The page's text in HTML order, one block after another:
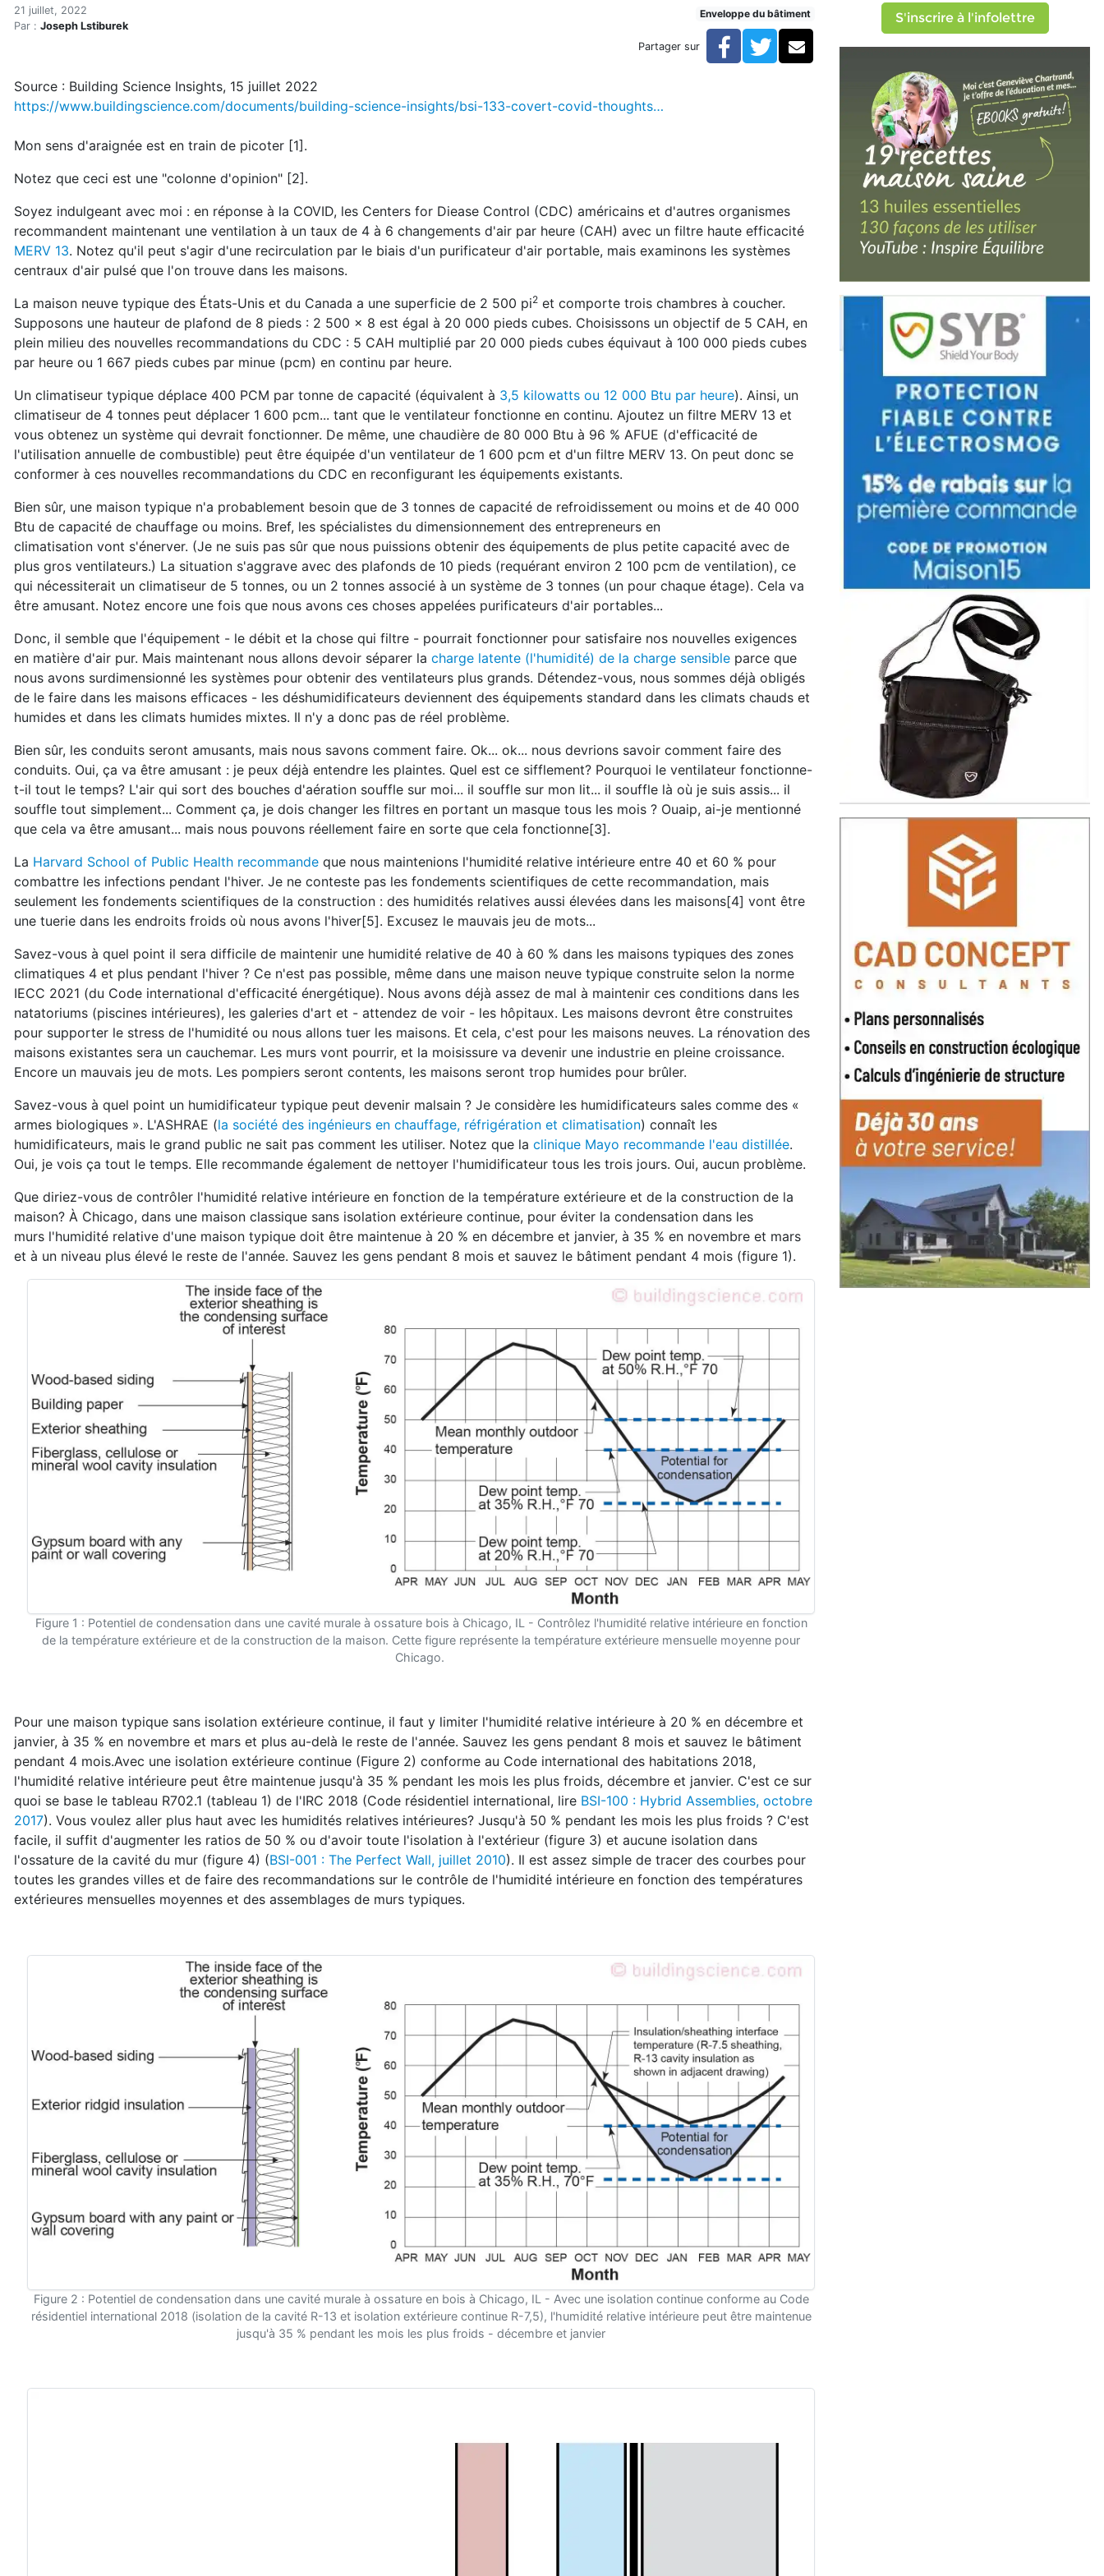
Accueil
Articles
Pensées covidiennes secrètes
21 juillet, 2022
Par : Joseph Lstiburek
Enveloppe du bâtiment
Partager sur Facebook
TwitterCourriel
Source : Building Science Insights, 15 juillet 2022
https://www.buildingscience.com/documents/building-science-insights/bsi-133-covert-covid-thoughts…
Mon sens d'araignée est en train de picoter [1].
Notez que ceci est une "colonne d'opinion" [2].
Soyez indulgeant avec moi : en réponse à la COVID, les Centers for Diease Control (CDC) américains et d'autres organismes
recommandent maintenant une ventilation à un taux de 4 à 6 changements d'air par heure (CAH) avec un filtre haute efficacité
MERV 13. Notez qu'il peut s'agir d'une recirculation par le biais d'un purificateur d'air portable, mais examinons les systèmes
centraux d'air pulsé que l'on trouve dans les maisons.
La maison neuve typique des États-Unis et du Canada a une superficie de 2 500 pi2 et comporte trois chambres à coucher.
Supposons une hauteur de plafond de 8 pieds : 2 500 x 8 est égal à 20 000 pieds cubes. Choisissons un objectif de 5 CAH, en
plein milieu des nouvelles recommandations du CDC : 5 CAH multiplié par 20 000 pieds cubes équivaut à 100 000 pieds cubes
par heure ou 1 667 pieds cubes par minue (pcm) en continu par heure.
Un climatiseur typique déplace 400 PCM par tonne de capacité (équivalent à 3,5 kilowatts ou 12 000 Btu par heure). Ainsi, un
climatiseur de 4 tonnes peut déplacer 1 600 pcm... tant que le ventilateur fonctionne en continu. Ajoutez un filtre MERV 13 et
vous obtenez un système qui devrait fonctionner. De même, une chaudière de 80 000 Btu à 96 % AFUE (d'efficacité de
l'utilisation annuelle de combustible) peut être équipée d'un ventilateur de 1 600 pcm et d'un filtre MERV 13. On peut donc se
conformer à ces nouvelles recommandations du CDC en reconfigurant les équipements existants.
Bien sûr, une maison typique n'a probablement besoin que de 3 tonnes de capacité de refroidissement ou moins et de 40 000
Btu de capacité de chauffage ou moins. Bref, les spécialistes du dimensionnement des entrepreneurs en
climatisation vont s'énerver. (Je ne suis pas sûr que nous puissions obtenir des équipements de plus petite capacité avec de
plus gros ventilateurs.) La situation s'aggrave avec des plafonds de 10 pieds (requérant environ 2 100 pcm de ventilation), ce
qui nécessiterait un climatiseur de 5 tonnes, ou un 2 tonnes associé à un système de 3 tonnes (un pour chaque étage). Cela va
être amusant. Notez encore une fois que nous avons ces choses appelées purificateurs d'air portables...
Donc, il semble que l'équipement - le débit et la chose qui filtre - pourrait fonctionner pour satisfaire nos nouvelles exigences
en matière d'air pur. Mais maintenant nous allons devoir séparer la charge latente (l'humidité) de la charge sensible parce que
nous avons surdimensionné les systèmes pour obtenir des ventilateurs plus grands. Détendez-vous, nous sommes déjà obligés
de le faire dans les maisons efficaces - les déshumidificateurs deviennent des équipements standard dans les climats chauds et
humides et dans les climats humides mixtes. Il n'y a donc pas de réel problème.
Bien sûr, les conduits seront amusants, mais nous savons comment faire. Ok... ok... nous devrions savoir comment faire des
conduits. Oui, ça va être amusant : je peux déjà entendre les plaintes. Quel est ce sifflement? Pourquoi le ventilateur fonctionne-
t-il tout le temps? L'air qui sort des bouches d'aération souffle sur moi... il souffle sur mon lit... il souffle là où je suis assis... il
souffle tout simplement... Comment ça, je dois changer les filtres en portant un masque tous les mois ? Ouaip, ai-je mentionné
que cela va être amusant... mais nous pouvons réellement faire en sorte que cela fonctionne[3].
La Harvard School of Public Health recommande que nous maintenions l'humidité relative intérieure entre 40 et 60 % pour
combattre les infections pendant l'hiver. Je ne conteste pas les fondements scientifiques de cette recommandation, mais
seulement les fondements scientifiques de la construction : des humidités relatives aussi élevées dans les maisons[4] vont être
une tuerie dans les endroits froids où nous avons l'hiver[5]. Excusez le mauvais jeu de mots...
Savez-vous à quel point il sera difficile de maintenir une humidité relative de 40 à 60 % dans les maisons typiques des zones
climatiques 4 et plus pendant l'hiver ? Ce n'est pas possible, même dans une maison neuve typique construite selon la norme
IECC 2021 (du Code international d'efficacité énergétique). Nous avons déjà assez de mal à maintenir ces conditions dans les
natatoriums (piscines intérieures), les galeries d'art et - attendez de voir - les hôpitaux. Les maisons devront être construites
pour supporter le stress de l'humidité ou nous allons tuer les maisons. Et cela, c'est pour les maisons neuves. La rénovation des
maisons existantes sera un cauchemar. Les murs vont pourrir, et la moisissure va devenir une industrie en pleine croissance.
Encore un mauvais jeu de mots. Les pompiers seront contents, les maisons seront trop humides pour brûler.
Savez-vous à quel point un humidificateur typique peut devenir malsain ? Je considère les humidificateurs sales comme des «
armes biologiques ». L'ASHRAE (la société des ingénieurs en chauffage, réfrigération et climatisation) connaît les
humidificateurs, mais le grand public ne sait pas comment les utiliser. Notez que la clinique Mayo recommande l'eau distillée.
Oui, je vois ça tout le temps. Elle recommande également de nettoyer l'humidificateur tous les trois jours. Oui, aucun problème.
Que diriez-vous de contrôler l'humidité relative intérieure en fonction de la température extérieure et de la construction de la
maison? À Chicago, dans une maison classique sans isolation extérieure continue, pour éviter la condensation dans les
murs l'humidité relative d'une maison typique doit être maintenue à 20 % en décembre et janvier, à 35 % en novembre et mars
et à un niveau plus élevé le reste de l'année. Sauvez les gens pendant 8 mois et sauvez le bâtiment pendant 4 mois (figure 1).
Figure 1 : Potentiel de condensation dans une cavité murale à ossature bois à Chicago, IL - Contrôlez l'humidité relative intérieure en fonction
de la température extérieure et de la construction de la maison. Cette figure représente la température extérieure mensuelle moyenne pour
Chicago.
Pour une maison typique sans isolation extérieure continue, il faut y limiter l'humidité relative intérieure à 20 % en décembre et
janvier, à 35 % en novembre et mars et plus au-delà le reste de l'année. Sauvez les gens pendant 8 mois et sauvez le bâtiment
pendant 4 mois.Avec une isolation extérieure continue (Figure 2) conforme au Code international des habitations 2018,
l'humidité relative intérieure peut être maintenue jusqu'à 35 % pendant les mois les plus froids, décembre et janvier. C'est ce sur
quoi se base le tableau R702.1 (tableau 1) de l'IRC 2018 (Code résidentiel international, lire BSI-100 : Hybrid Assemblies, octobre
2017). Vous voulez aller plus haut avec les humidités relatives intérieures? Jusqu'à 50 % pendant les mois les plus froids ? C'est
facile, il suffit d'augmenter les ratios de 50 % ou d'avoir toute l'isolation à l'extérieur (figure 3) et aucune isolation dans
l'ossature de la cavité du mur (figure 4) (BSI-001 : The Perfect Wall, juillet 2010). Il est assez simple de tracer des courbes pour
toutes les grandes villes et de faire des recommandations sur le contrôle de l'humidité intérieure en fonction des températures
extérieures mensuelles moyennes et des assemblages de murs typiques.
Figure 2 : Potentiel de condensation dans une cavité murale à ossature en bois à Chicago, IL - Avec une isolation continue conforme au Code
résidentiel international 2018 (isolation de la cavité R-13 et isolation extérieure continue R-7,5), l'humidité relative intérieure peut être maintenue
jusqu'à 35 % pendant les mois les plus froids - décembre et janvier
S'inscrire à l'infolettre